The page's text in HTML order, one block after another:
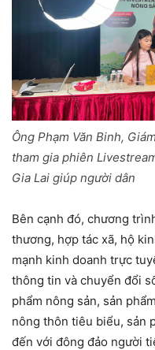
Ông Phạm Văn Binh,
tham gia phiên
Gia Lai giúp người dân
Bên cạnh đó, chương
thương, hợp tác xã, hộ
mạnh kinh doanh trực
thông tin và chuyển đổi
phẩm nông sản, sản
nông thôn tiêu biểu, sản
đến với đông đảo người